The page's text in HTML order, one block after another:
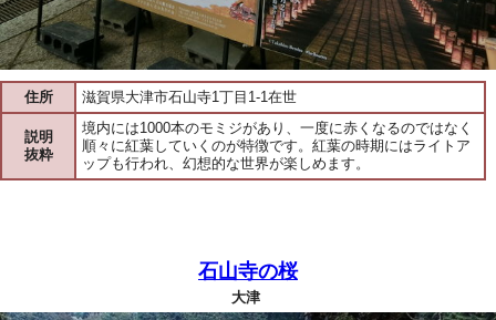
住所 滋賀県大津市石山寺1丁目1-1在世
説明
抜粋
境内には1000本のモミジがあり、一度に赤くなるのではなく
順々に紅葉していくのが特徴です。紅葉の時期にはライトア
ップも行われ、幻想的な世界が楽しめます。
石山寺の桜
大津